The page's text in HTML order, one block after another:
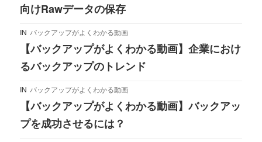
向けRawデータの保存
IN バックアップがよくわかる動画
【バックアップがよくわかる動画】企業におけ
るバックアップのトレンド
IN バックアップがよくわかる動画
【バックアップがよくわかる動画】バックアッ
プを成功させるには？